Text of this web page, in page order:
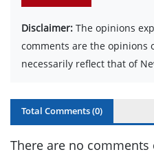
Disclaimer: The opinions
comments are the opinions
necessarily reflect that of
Total Comments (0)
There are no